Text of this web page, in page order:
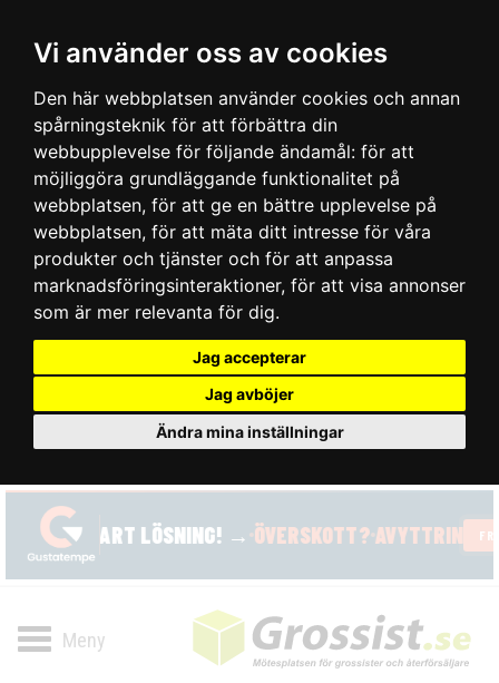
Vi använder oss av cookies
Den här webbplatsen använder cookies och annan
spårningsteknik för att förbättra din
webbupplevelse för följande ändamål: för att
möjliggöra grundläggande funktionalitet på
webbplatsen, för att ge en bättre upplevelse på
webbplatsen, för att mäta ditt intresse för våra
produkter och tjänster och för att anpassa
marknadsföringsinteraktioner, för att visa annonser
som är mer relevanta för dig.
Jag accepterar
Jag avböjer
Ändra mina inställningar
Toggle